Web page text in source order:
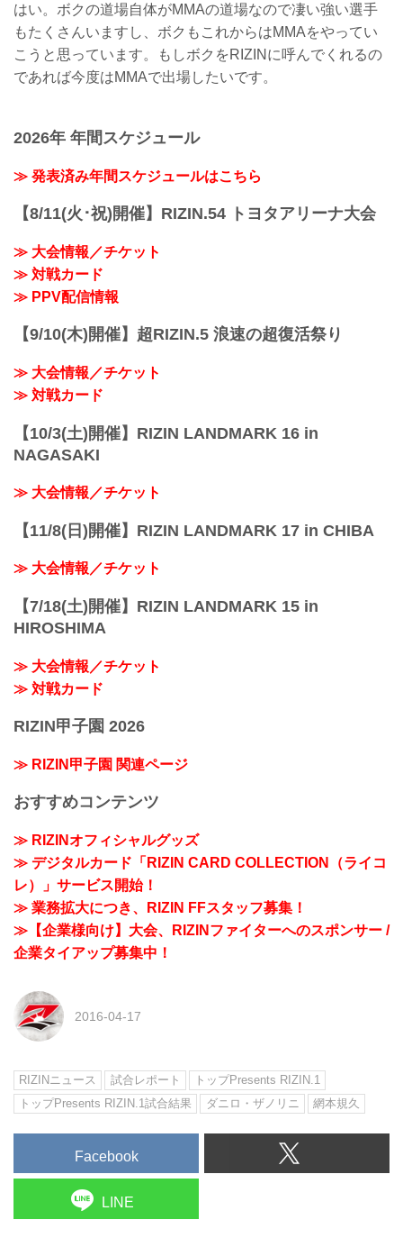
はい。ボクの道場自体がMMAの道場なので凄い強い選手
もたくさんいますし、ボクもこれからはMMAをやってい
こうと思っています。もしボクをRIZINに呼んでくれるの
であれば今度はMMAで出場したいです。
2026年 年間スケジュール
≫ 発表済み年間スケジュールはこちら
【8/11(火･祝)開催】RIZIN.54 トヨタアリーナ大会
≫ 大会情報／チケット
≫ 対戦カード
≫ PPV配信情報
【9/10(木)開催】超RIZIN.5 浪速の超復活祭り
≫ 大会情報／チケット
≫ 対戦カード
【10/3(土)開催】RIZIN LANDMARK 16 in
NAGASAKI
≫ 大会情報／チケット
【11/8(日)開催】RIZIN LANDMARK 17 in CHIBA
≫ 大会情報／チケット
【7/18(土)開催】RIZIN LANDMARK 15 in
HIROSHIMA
≫ 大会情報／チケット
≫ 対戦カード
RIZIN甲子園 2026
≫ RIZIN甲子園 関連ページ
おすすめコンテンツ
≫ RIZINオフィシャルグッズ
≫ デジタルカード「RIZIN CARD COLLECTION（ライコ
レ）」サービス開始！
≫ 業務拡大につき、RIZIN FFスタッフ募集！
≫【企業様向け】大会、RIZINファイターへのスポンサー /
企業タイアップ募集中！
2016-04-17
RIZINニュース 試合レポート
トップPresents RIZIN.1
トップPresents RIZIN.1試合結果
ダニロ・ザノリニ 網本規久
Facebook
LINE